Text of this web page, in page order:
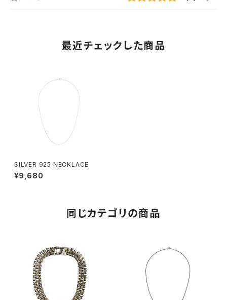
最近チェックした商品
SILVER 925 NECKLACE
¥9,680
同じカテゴリの商品